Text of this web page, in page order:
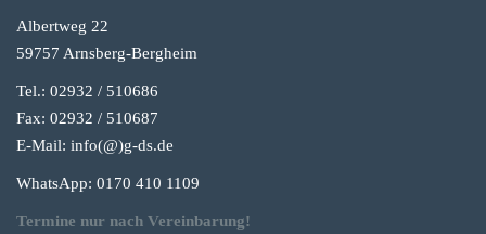
Albertweg 22
59757 Arnsberg-Bergheim
Tel.: 02932 / 510686
Fax: 02932 / 510687
E-Mail: info(@)g-ds.de
WhatsApp: 0170 410 1109
Termine nur nach Vereinbarung!